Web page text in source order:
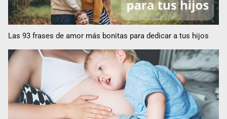
Las 93 frases de amor más bonitas para dedicar a tus hijos